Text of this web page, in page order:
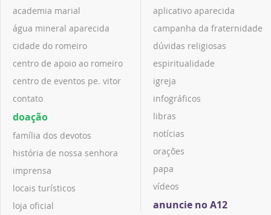
academia marial
água mineral aparecida
cidade do romeiro
centro de apoio ao romeiro
centro de eventos pe. vitor
contato
doação
família dos devotos
história de nossa senhora
imprensa
locais turísticos
loja oficial
aplicativo aparecida
campanha da fraternidade
dúvidas religiosas
espiritualidade
igreja
infográficos
libras
notícias
orações
papa
vídeos
anuncie no A12